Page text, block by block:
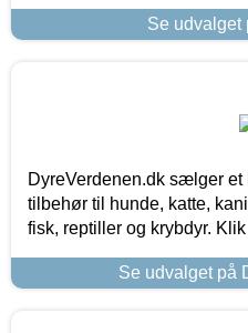
Se udvalget
DyreVerdenen.dk sælger et
tilbehør til hunde, katte,
fisk, reptiller og krybdyr.
Se udvalget på